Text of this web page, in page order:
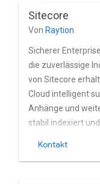
Sitecore
Von Raytion
Sicherer
die zuverlässige
von Sitecore
Cloud intelligent
Anhänge und
stabil indexiert
Kontakt